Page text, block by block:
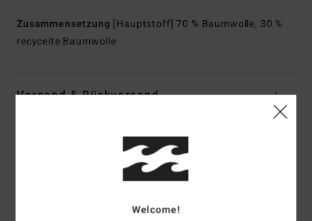
Zusammensetzung [Hauptstoff] 70 % Baumwolle, 30 %
recycelte Baumwolle
Versand & Rückversand
Kundenbewertungen
Durchschnittliche Bewertung
Welcome!